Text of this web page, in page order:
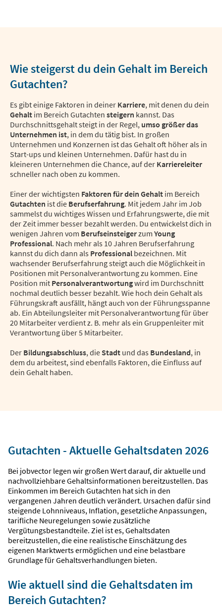
Wie steigerst du dein Gehalt im Bereich
Gutachten?
Es gibt einige Faktoren in deiner Karriere, mit denen du dein
Gehalt im Bereich Gutachten steigern kannst. Das
Durchschnittsgehalt steigt in der Regel, umso größer das
Unternehmen ist, in dem du tätig bist. In großen
Unternehmen und Konzernen ist das Gehalt oft höher als in
Start-ups und kleinen Unternehmen. Dafür hast du in
kleineren Unternehmen die Chance, auf der Karriereleiter
schneller nach oben zu kommen.
Einer der wichtigsten Faktoren für dein Gehalt im Bereich
Gutachten ist die Berufserfahrung. Mit jedem Jahr im Job
sammelst du wichtiges Wissen und Erfahrungswerte, die mit
der Zeit immer besser bezahlt werden. Du entwickelst dich in
wenigen Jahren vom Berufseinsteigerzum Young
Professional. Nach mehr als 10 Jahren Berufserfahrung
kannst du dich dann als Professional bezeichnen. Mit
wachsender Berufserfahrung steigt auch die Möglichkeit in
Positionen mit Personalverantwortung zu kommen. Eine
Position mit Personalverantwortungwird im Durchschnitt
nochmal deutlich besser bezahlt. Wie hoch dein Gehalt als
Führungskraft ausfällt, hängt auch von der Führungsspanne
ab. Ein Abteilungsleiter mit Personalverantwortung für über
20 Mitarbeiter verdient z. B. mehr als ein Gruppenleiter mit
Verantwortung über 5 Mitarbeiter.
Der Bildungsabschluss, die Stadt und das Bundesland, in
dem du arbeitest, sind ebenfalls Faktoren, die Einfluss auf
dein Gehalt haben.
Gutachten - Aktuelle Gehaltsdaten 2026
Bei jobvector legen wir großen Wert darauf, dir aktuelle und
nachvollziehbare Gehaltsinformationen bereitzustellen. Das
Einkommen im Bereich Gutachten hat sich in den
vergangenen Jahren deutlich verändert. Ursachen dafür sind
steigende Lohnniveaus, Inflation, gesetzliche Anpassungen,
tarifliche Neuregelungen sowie zusätzliche
Vergütungsbestandteile. Ziel ist es, Gehaltsdaten
bereitzustellen, die eine realistische Einschätzung des
eigenen Marktwerts ermöglichen und eine belastbare
Grundlage für Gehaltsverhandlungen bieten.
Wie aktuell sind die Gehaltsdaten im
Bereich Gutachten?